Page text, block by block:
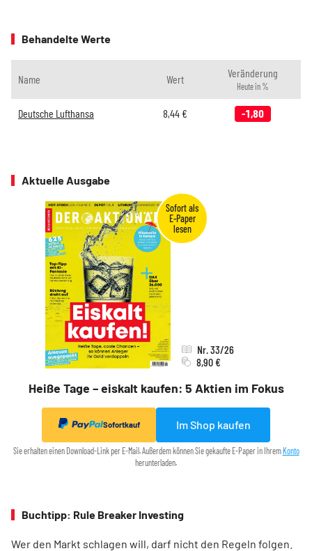
Behandelte Werte
Name Wert Veränderung
Heute in %
Deutsche Lufthansa 8,44 € -1,80
Aktuelle Ausgabe
Heiße Tage – eiskalt kaufen: 5 Aktien im Fokus
Nr. 33/26
8,90 €
Sofortkauf Im Shop kaufen
Sie erhalten einen Download-Link per E-Mail. Außerdem können Sie gekaufte E-Paper in IhremKonto
herunterladen.
Buchtipp: Rule Breaker Investing
Wer den Markt schlagen will, darf nicht den Regeln folgen.